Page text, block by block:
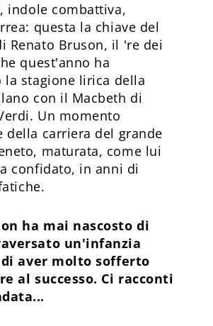
indole combattiva,
questa la chiave del
Renato Bruson, il 're dei
quest'anno ha
la stagione lirica della
con il Macbeth di
Un momento
della carriera del grande
maturata, come lui
confidato, in anni di
ha mai nascosto di
un'infanzia
aver molto sofferto
al successo. Ci racconti